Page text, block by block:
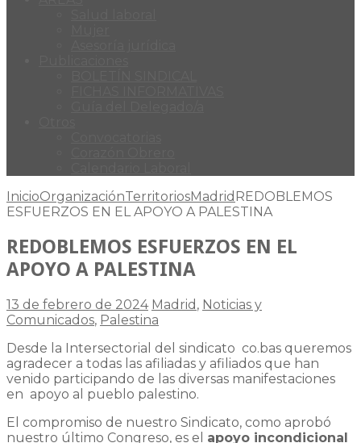
InicioOrganizaciónTerritoriosMadrid REDOBLEMOS
ESFUERZOS EN EL APOYO A PALESTINA
REDOBLEMOS ESFUERZOS EN EL
APOYO A PALESTINA
13 de febrero de 2024 Madrid , Noticias y
Comunicados, Palestina
Desde la Intersectorial del sindicato co.bas queremos
agradecer a todas las afiliadas y afiliados que han
venido participando de las diversas manifestaciones
en apoyo al pueblo palestino.
El compromiso de nuestro Sindicato, como aprobó
nuestro último Congreso, es el apoyo incondicional